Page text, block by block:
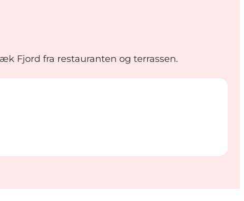
Fjord fra restauranten og terrassen.